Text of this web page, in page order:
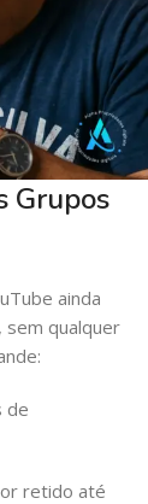
Grupos
ainda
sem qualquer
de
retido até